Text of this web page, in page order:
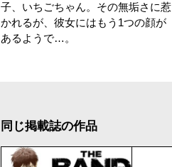
子、いちごちゃん。その無垢さに惹
かれるが、彼女にはもう1つの顔が
あるようで…。
同じ掲載誌の作品